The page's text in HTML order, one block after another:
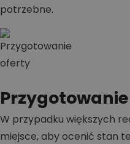
potrzebne.
W przypadku większych
miejsce, aby ocenić stan